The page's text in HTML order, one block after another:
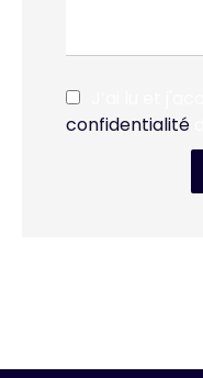
confidentialité